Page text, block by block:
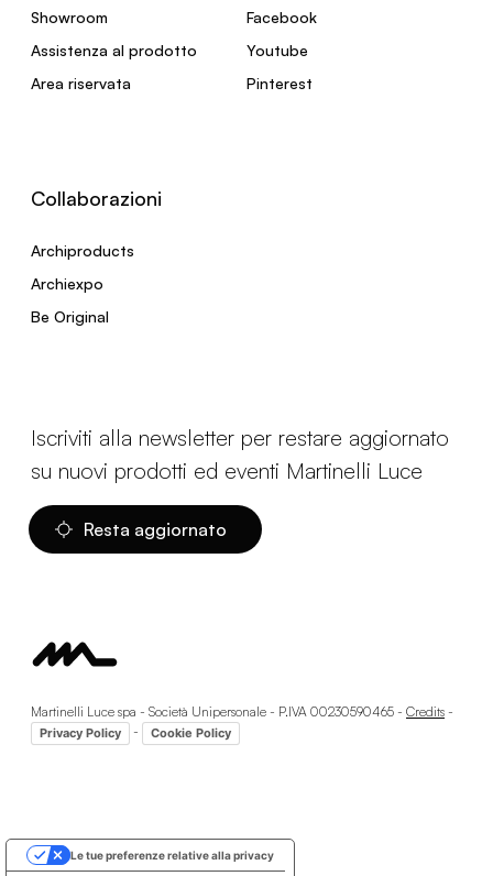
Showroom
Assistenza al prodotto
Area riservata
Facebook
Youtube
Pinterest
Collaborazioni
Archiproducts
Archiexpo
Be Original
Iscriviti alla newsletter per restare aggiornato
su nuovi prodotti ed eventi Martinelli Luce
Resta aggiornato
Martinelli Luce spa - Società Unipersonale - P.IVA 00230590465 - Credits -
Privacy Policy - Cookie Policy
Le tue preferenze relative alla privacy